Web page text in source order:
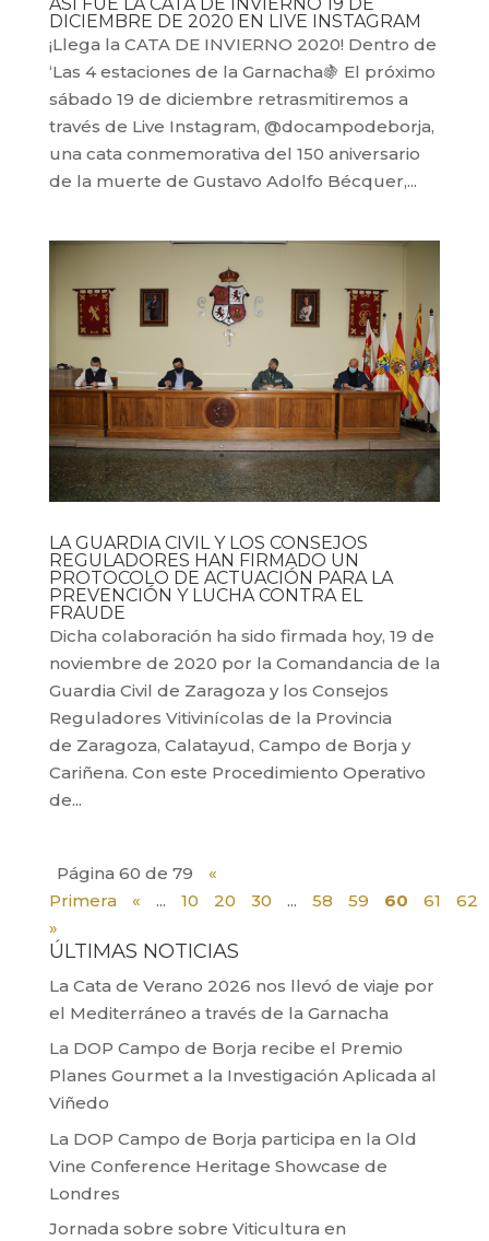
DICIEMBRE DE 2020 EN LIVE INSTAGRAM
¡Llega la CATA DE INVIERNO 2020! Dentro de
‘Las 4 estaciones de la Garnacha🍇 El próximo
sábado 19 de diciembre retrasmitiremos a
través de Live Instagram, @docampodeborja,
una cata conmemorativa del 150 aniversario
de la muerte de Gustavo Adolfo Bécquer,...
LA GUARDIA CIVIL Y LOS CONSEJOS
REGULADORES HAN FIRMADO UN
PROTOCOLO DE ACTUACIÓN PARA LA
PREVENCIÓN Y LUCHA CONTRA EL
FRAUDE
Dicha colaboración ha sido firmada hoy, 19 de
noviembre de 2020 por la Comandancia de la
Guardia Civil de Zaragoza y los Consejos
Reguladores Vitivinícolas de la Provincia
de Zaragoza, Calatayud, Campo de Borja y
Cariñena. Con este Procedimiento Operativo
de...
Página 60 de 79
«
Primera
« ... 10 20 30 ... 58 59 60 61
62
»
ÚLTIMAS NOTICIAS
La Cata de Verano 2026 nos llevó de viaje por
el Mediterráneo a través de la Garnacha
La DOP Campo de Borja recibe el Premio
Planes Gourmet a la Investigación Aplicada al
Viñedo
La DOP Campo de Borja participa en la Old
Vine Conference Heritage Showcase de
Londres
Jornada sobre sobre Viticultura en